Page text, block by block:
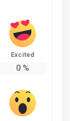
Excited
0%